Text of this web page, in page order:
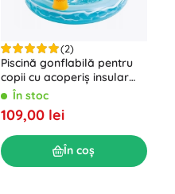
(2)
Piscină gonflabilă pentru
copii cu acoperiș insular
IntexÎn stoc
109,00 lei
În coș